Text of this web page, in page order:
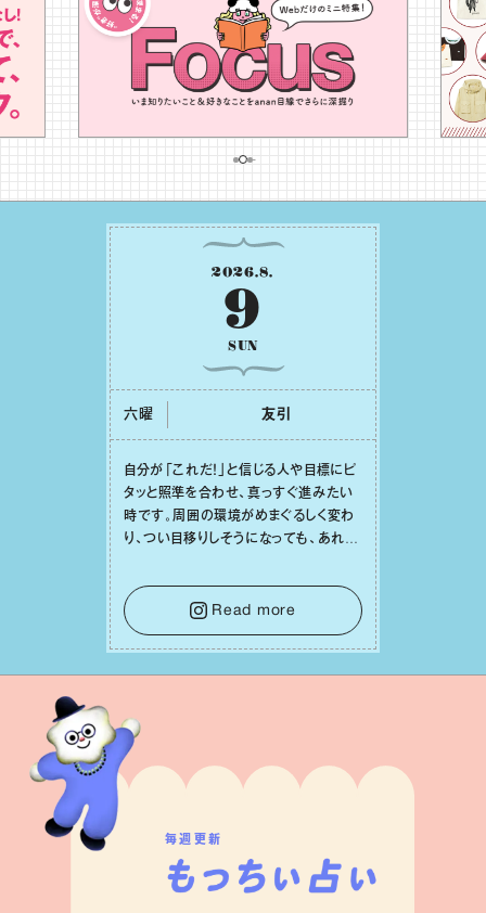
2026.8.
9
SUN
六曜 友引
⾃分が「これだ！」と信じる⼈や⽬標にピ
タッと照準を合わせ、真っすぐ進みたい
時です。周囲の環境がめまぐるしく変わ
り、つい⽬移りしそうになっても、あれこ
をそっと⼿放し、⽬の前のことに集中しま
しょう。そのブレない決意が、あなたにと
って有意義で安定した成果を引き寄せま
す。
Read more
毎週更新